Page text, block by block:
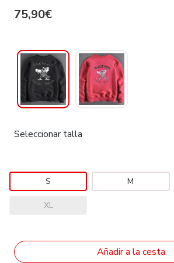
75,90€
Seleccionar talla
S M
XL